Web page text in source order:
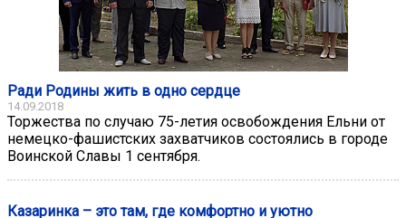
Ради Родины жить в одно сердце
14.09.2018
Торжества по случаю 75-летия освобождения Ельни от
немецко-фашистских захватчиков состоялись в городе
Воинской Славы 1 сентября.
Казаринка – это там, где комфортно и уютно